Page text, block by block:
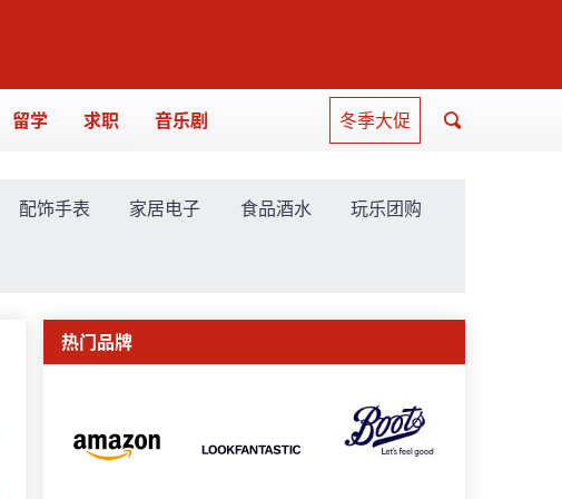
留学 求职 音乐剧 冬季大促
配饰手表 家居电子 食品酒水 玩乐团购
热门品牌